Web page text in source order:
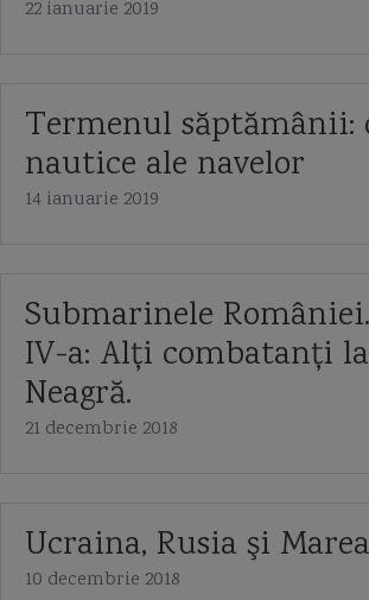
22 ianuarie 2019
Termenul
nautice ale navelor
14 ianuarie 2019
Submarinele
IV-a: Alţi combatanţi
Neagră.
21 decembrie 2018
Ucraina, Rusia şi
10 decembrie 2018